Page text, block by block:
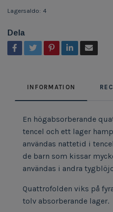
Lagersaldo: 4
Dela
INFORMATION
En högabsorberande
tencel och ett lager
användas nattetid i
de barn som kissar
användas i andra
Quattrofolden viks på
tolv absorberande lager.